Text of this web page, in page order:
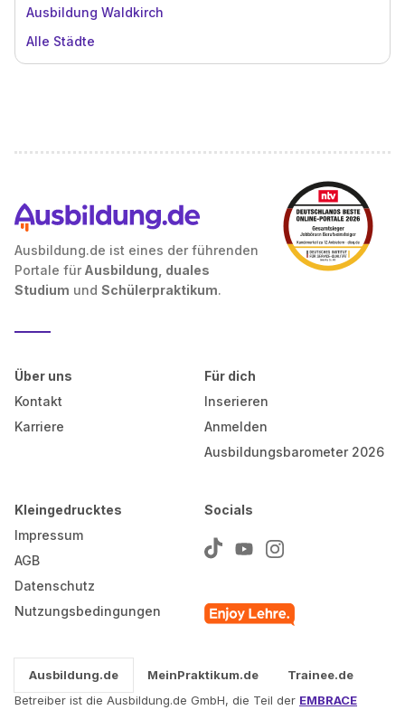
Ausbildung Waldkirch
Alle Städte
Ausbildung.de ist eines der führenden
Portale für Ausbildung, duales
Studium und Schülerpraktikum.
Über uns
Kontakt
Karriere
Für dich
Inserieren
Anmelden
Ausbildungsbarometer 2026
Kleingedrucktes
Impressum
AGB
Datenschutz
Nutzungsbedingungen
Socials
Ausbildung.de MeinPraktikum.de
Trainee.de
Betreiber ist die Ausbildung.de GmbH, die Teil der EMBRACE